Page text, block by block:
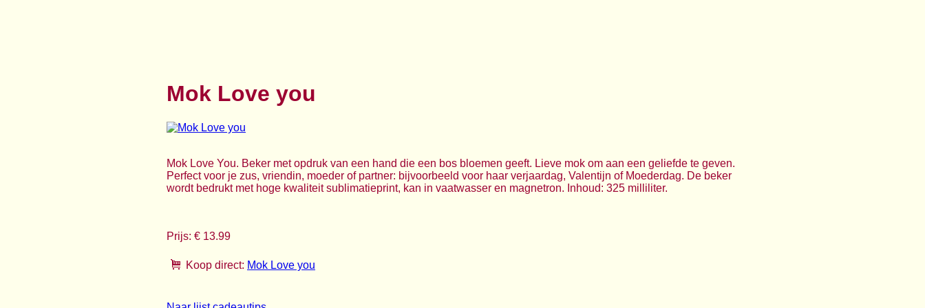
Mok Love you
Mok Love You. Beker met opdruk van een hand die een bos bloemen geeft. Lieve mok om aan een geliefde te geven.
Perfect voor je zus, vriendin, moeder of partner: bijvoorbeeld voor haar verjaardag, Valentijn of Moederdag. De beker
wordt bedrukt met hoge kwaliteit sublimatieprint, kan in vaatwasser en magnetron. Inhoud: 325 milliliter.
Prijs: € 13.99
Koop direct: Mok Love you